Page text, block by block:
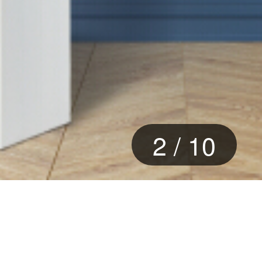
2 / 10